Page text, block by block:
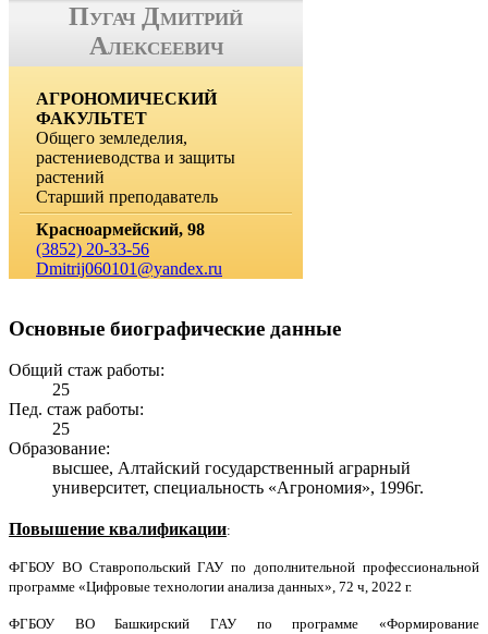
Пугач Дмитрий
Алексеевич
АГРОНОМИЧЕСКИЙ
ФАКУЛЬТЕТ
Общего земледелия,
растениеводства и защиты
растений
Старший преподаватель
Красноармейский, 98
(3852) 20-33-56
Dmitrij060101@yandex.ru
Основные биографические данные
Общий стаж работы:
25
Пед. стаж работы:
25
Образование:
высшее, Алтайский государственный аграрный
университет, специальность «Агрономия», 1996г.
Повышение квалификации:
ФГБОУ ВО Ставропольский ГАУ по дополнительной профессиональной
программе «Цифровые технологии анализа данных», 72 ч, 2022 г.
ФГБОУ ВО Башкирский ГАУ по программе «Формирование